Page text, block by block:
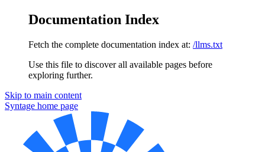
Documentation Index
Fetch the complete documentation index at: /llms.txt
Use this file to discover all available pages before
exploring further.
Skip to main content
Syntage home page